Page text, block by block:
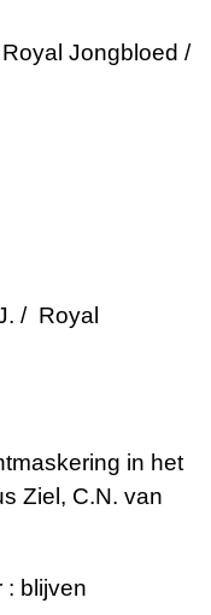
Jongbloed /
/ Royal
in het
Ziel, C.N. van
: blijven